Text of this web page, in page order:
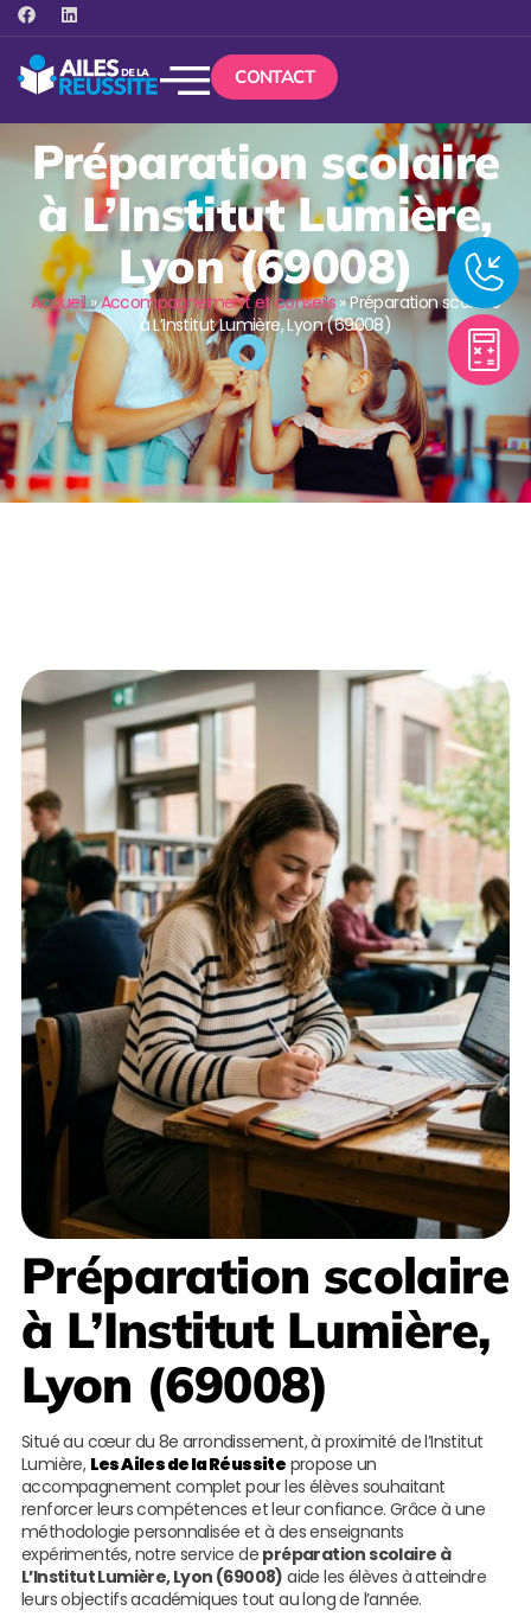
CONTACT
Préparation scolaire
à L’Institut Lumière,
Lyon (69008)
Accueil»Accompagnement et conseils»Préparation scolaire
à L’Institut Lumière, Lyon (69008)
Préparation scolaire
à L’Institut Lumière,
Lyon (69008)
Situé au cœur du 8e arrondissement, à proximité de l’Institut
Lumière, Les Ailes de la Réussite propose un
accompagnement complet pour les élèves souhaitant
renforcer leurs compétences et leur confiance. Grâce à une
méthodologie personnalisée et à des enseignants
expérimentés, notre service de préparation scolaire à
L’Institut Lumière, Lyon (69008) aide les élèves à atteindre
leurs objectifs académiques tout au long de l’année.